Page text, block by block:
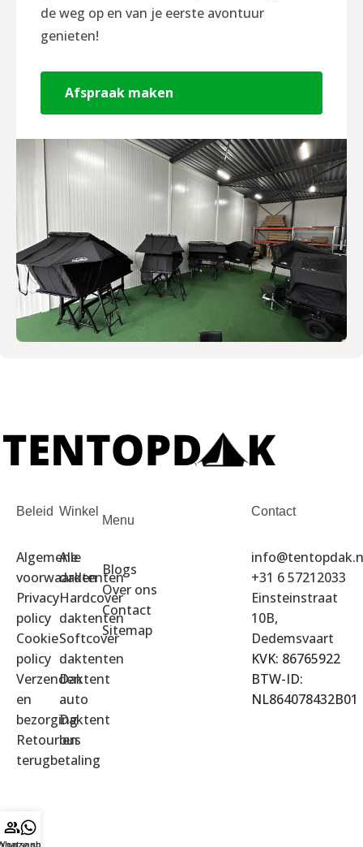
de weg op en van je eerste avontuur
genieten!
Afspraak maken
Beleid
Algemene
voorwaarden
Privacy
policy
Cookie
policy
Verzenden
en
bezorging
Retour en
terugbetaling
Winkel
Alle
daktenten
Hardcover
daktenten
Softcover
daktenten
Daktent
auto
Daktent
bus
Menu
Blogs
Over ons
Contact
Sitemap
Contact
+31 6 57212033
Einsteinstraat
10B,
Dedemsvaart
KVK: 86765922
BTW-ID:
NL864078432B01
onze showroom
ons